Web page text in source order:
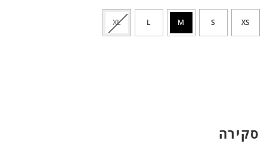
XS
S
M
L
XL
סקירה